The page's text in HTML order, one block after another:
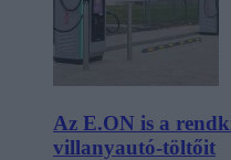
Az E.ON is a
villanyautó-töltőit